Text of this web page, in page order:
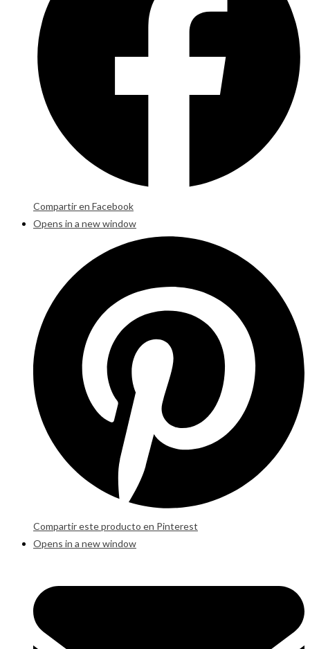
Compartir en Facebook
Opens in a new window
Compartir este producto en Pinterest
Opens in a new window